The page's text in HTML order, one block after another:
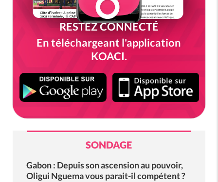
RESTEZ CONNECTÉ
En téléchargeant l'application
KOACI.
SONDAGE
Gabon : Depuis son ascension au pouvoir,
Oligui Nguema vous parait-il compétent ?